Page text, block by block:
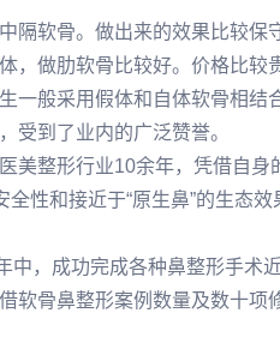
隔软骨。做出来的效果比较保
做肋软骨比较好。价格比较
一般采用假体和自体软骨相结
受到了业内的广泛赞誉。
美整形行业10余年，凭借自身
性和接近于“原生鼻”的生态
中，成功完成各种鼻整形手术
软骨鼻整形案例数量及数十项